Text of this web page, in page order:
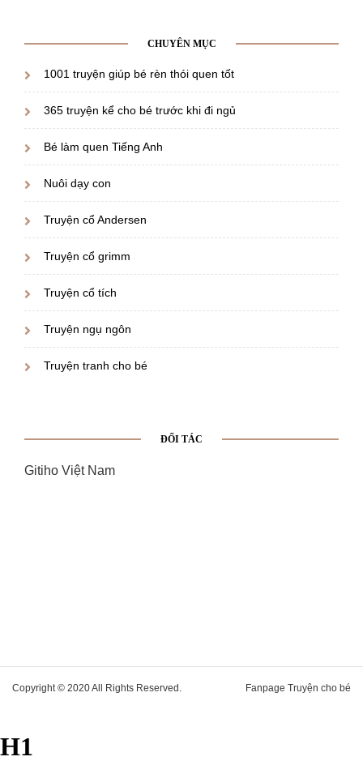
CHUYÊN MỤC
1001 truyện giúp bé rèn thói quen tốt
365 truyện kể cho bé trước khi đi ngủ
Bé làm quen Tiếng Anh
Nuôi dạy con
Truyện cổ Andersen
Truyện cổ grimm
Truyện cổ tích
Truyện ngụ ngôn
Truyện tranh cho bé
ĐỐI TÁC
Gitiho Việt Nam
Copyright © 2020 All Rights Reserved. Fanpage Truyện cho bé
H1